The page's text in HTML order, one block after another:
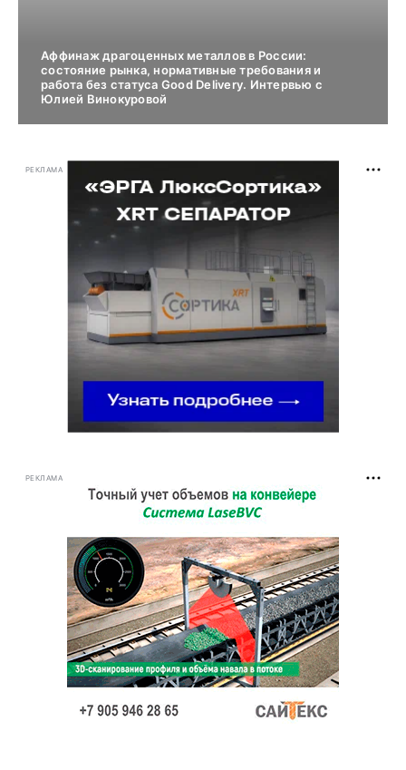
Аффинаж драгоценных металлов в России:
состояние рынка, нормативные требования и
работа без статуса Good Delivery. Интервью с
Юлией Винокуровой
РЕКЛАМА
РЕКЛАМА